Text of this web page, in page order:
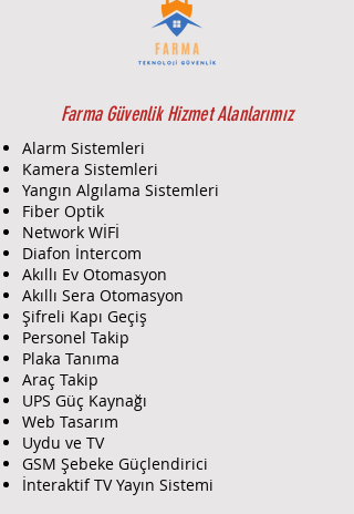
Farma Güvenlik Hizmet Alanlarımız
Alarm Sistemleri
Kamera Sistemleri
Yangın Algılama Sistemleri
Fiber Optik
Network WİFİ
Diafon İntercom
Akıllı Ev Otomasyon
Akıllı Sera Otomasyon
Şifreli Kapı Geçiş
Personel Takip
Plaka Tanıma
Araç Takip
UPS Güç Kaynağı
Web Tasarım
Uydu ve TV
GSM Şebeke Güçlendirici
İnteraktif TV Yayın Sistemi